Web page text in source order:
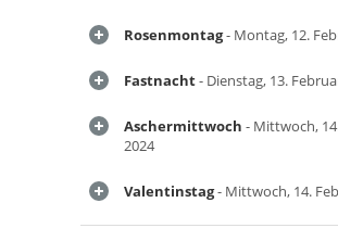
Rosenmontag- Montag, 12.
Fastnacht- Dienstag, 13.
Aschermittwoch - Mittwoch,
2024
Valentinstag- Mittwoch, 14.